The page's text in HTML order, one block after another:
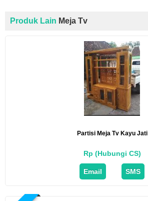
Produk Lain Meja Tv
Partisi Meja Tv Kayu Jati
Rp (Hubungi CS)
Email SMS